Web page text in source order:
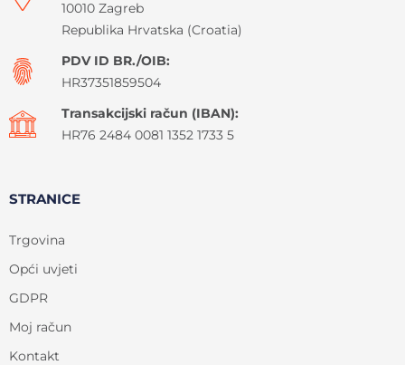
10010 Zagreb
Republika Hrvatska (Croatia)
PDV ID BR./OIB:
HR37351859504
Transakcijski račun (IBAN):
HR76 2484 0081 1352 1733 5
STRANICE
Trgovina
Opći uvjeti
GDPR
Moj račun
Kontakt